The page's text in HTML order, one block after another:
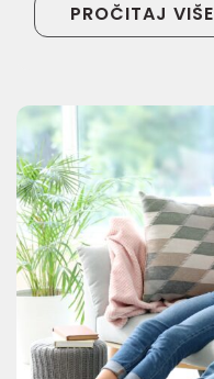
PROČITAJ VIŠE